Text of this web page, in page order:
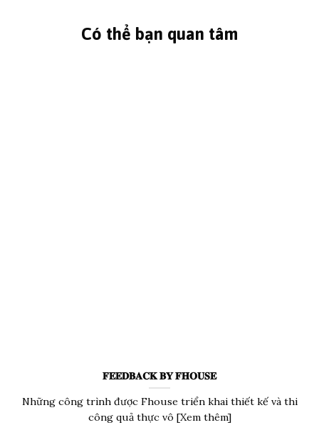
Có thể bạn quan tâm
𝐅𝐄𝐄𝐃𝐁𝐀𝐂𝐊 𝐁𝐘 𝐅𝐇𝐎𝐔𝐒𝐄
Những công trình được Fhouse triển khai thiết kế và thi
công quả thực vô [Xem thêm]